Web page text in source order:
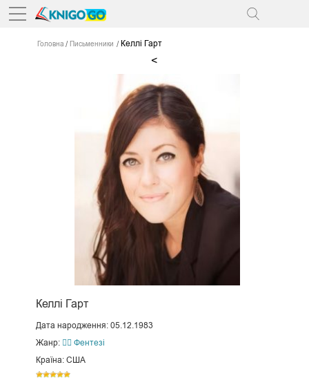
Головна Письменники Келлі Гарт
<
Келлі Гарт
Дата народження: 05.12.1983
Жанр: 🧙‍♂️ Фентезі
Країна: США